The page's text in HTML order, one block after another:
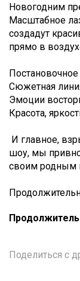
Новогодним
Масштабное
создадут
прямо в
Сюжетная
Эмоции
Красота,
И главное,
шоу, мы
своим родным
Поделиться с